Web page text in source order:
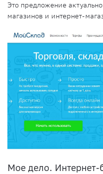
Это предложение
магазинов и интернет-
Мое дело. Интернет-